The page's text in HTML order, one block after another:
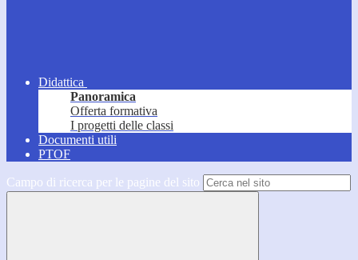
Didattica
Panoramica
Offerta formativa
I progetti delle classi
Documenti utili
PTOF
Campo di ricerca per le pagine del sito